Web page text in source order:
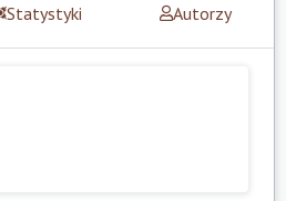
Statystyki Autorzy